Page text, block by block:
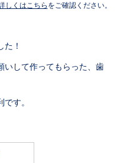
しくはこちら をご確認ください。
た！
いして作ってもらった、歯
す。